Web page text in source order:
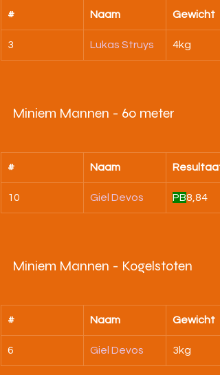
# Naam Gewicht
3 Lukas Struys 4kg
Miniem Mannen - 60 meter
# Naam Resultaat
10 Giel Devos PB8,84
Miniem Mannen - Kogelstoten
# Naam Gewicht
6 Giel Devos 3kg